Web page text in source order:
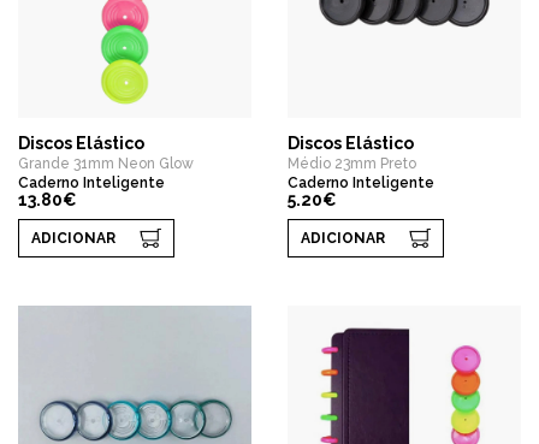
Discos Elástico
Grande 31mm Neon Glow
Caderno Inteligente
13.80€
ADICIONAR
Discos Elástico
Médio 23mm Preto
Caderno Inteligente
5.20€
ADICIONAR